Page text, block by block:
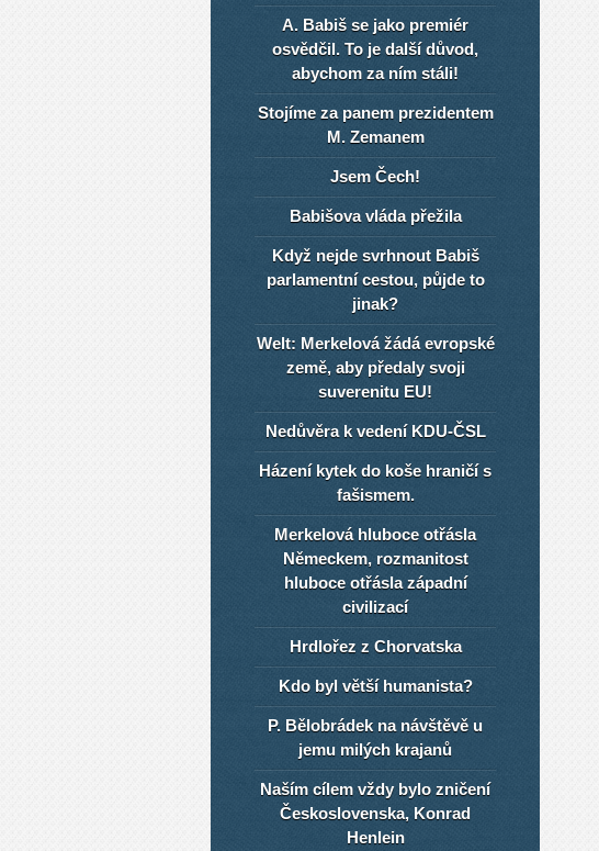
A. Babiš se jako premiér
osvědčil. To je další důvod,
abychom za ním stáli!
Stojíme za panem prezidentem
M. Zemanem
Jsem Čech!
Babišova vláda přežila
Když nejde svrhnout Babiš
parlamentní cestou, půjde to
jinak?
Welt: Merkelová žádá evropské
země, aby předaly svoji
suverenitu EU!
Nedůvěra k vedení KDU-ČSL
Házení kytek do koše hraničí s
fašismem.
Merkelová hluboce otřásla
Německem, rozmanitost
hluboce otřásla západní
civilizací
Hrdlořez z Chorvatska
Kdo byl větší humanista?
P. Bělobrádek na návštěvě u
jemu milých krajanů
Naším cílem vždy bylo zničení
Československa, Konrad
Henlein